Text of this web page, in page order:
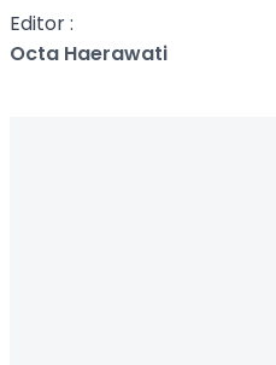
Editor :
Octa Haerawati